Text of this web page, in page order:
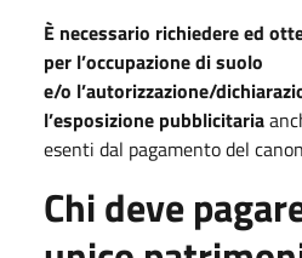
È necessario richiedere ed
per l’occupazionedi suolo
e/o l’autorizzazione/
l’esposizione pubblicitaria
esenti dal pagamento del
Chi deve